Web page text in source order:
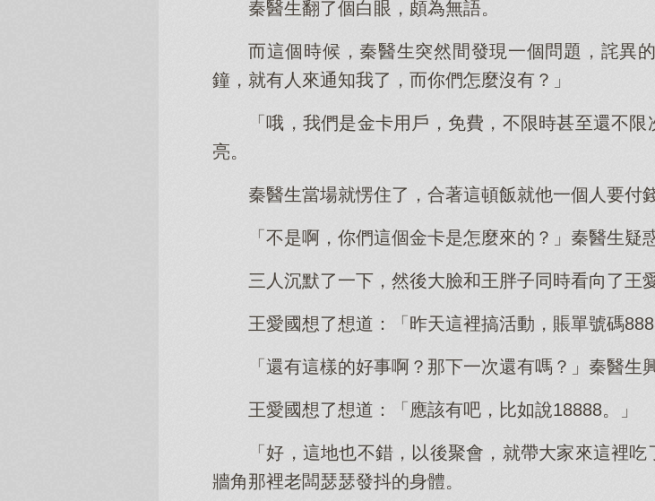
秦醫生翻了個白眼，頗為無語。
而這個時候，秦醫生突然間發現一個問題，詫異
鐘，就有人來通知我了，而你們怎麼沒有？」
「哦，我們是金卡用戶，免費，不限時甚至還不
亮。
秦醫生當場就愣住了，合著這頓飯就他一個人要付
「不是啊，你們這個金卡是怎麼來的？」秦醫生疑
三人沉默了一下，然後大臉和王胖子同時看向了王
王愛國想了想道：「昨天這裡搞活動，賬單號碼
「還有這樣的好事啊？那下一次還有嗎？」秦醫生
王愛國想了想道：「應該有吧，比如說18888。」
「好，這地也不錯，以後聚會，就帶大家來這裡
牆角那裡老闆瑟瑟發抖的身體。